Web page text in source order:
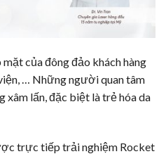
của đông đảo khách hàng
… Những người quan tâm
xâm lấn, đặc biệt là trẻ hóa da
trực tiếp trải nghiệm Rocket